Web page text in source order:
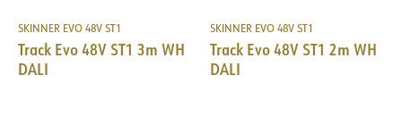
SKINNER EVO 48V ST1
Track Evo 48V ST1 3m WH
DALI
SKINNER EVO 48V ST1
Track Evo 48V ST1 2m WH
DALI